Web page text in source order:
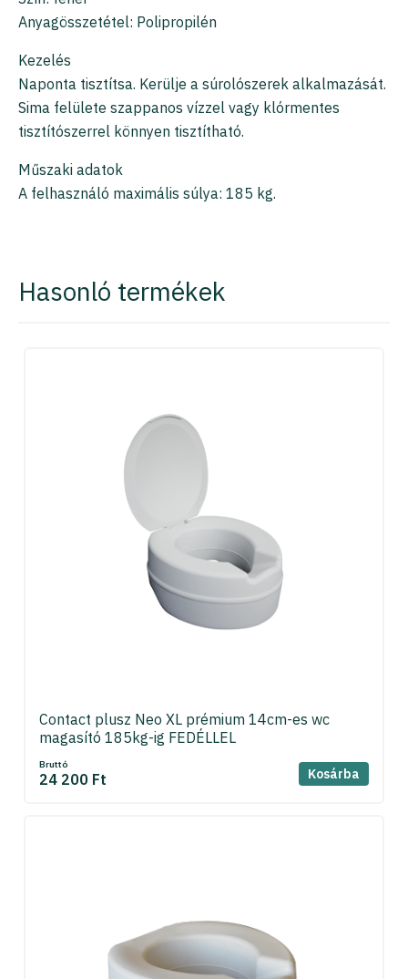
Anyagösszetétel: Polipropilén
Kezelés
Naponta tisztítsa. Kerülje a súrolószerek alkalmazását.
Sima felülete szappanos vízzel vagy klórmentes
tisztítószerrel könnyen tisztítható.
Műszaki adatok
A felhasználó maximális súlya: 185 kg.
Hasonló termékek
Contact plusz Neo XL prémium 14cm-es wc
magasító 185kg-ig FEDÉLLEL
Bruttó
24 200 Ft Kosárba